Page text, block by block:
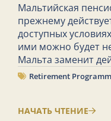
Мальтийская
прежнему
доступных
ими можно будет
Мальта заменит
Retirement
НАЧАТЬ ЧТЕНИЕ